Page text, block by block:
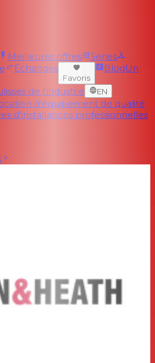
Meilleures offres
Séries
Échanges
Favoris
BlogUn
de l'industrie EN
d'équipement de qualité
d'installations professionnelles